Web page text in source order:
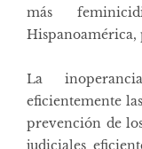
más
Hispanoamérica,
La
eficientemente
prevención de
judiciales